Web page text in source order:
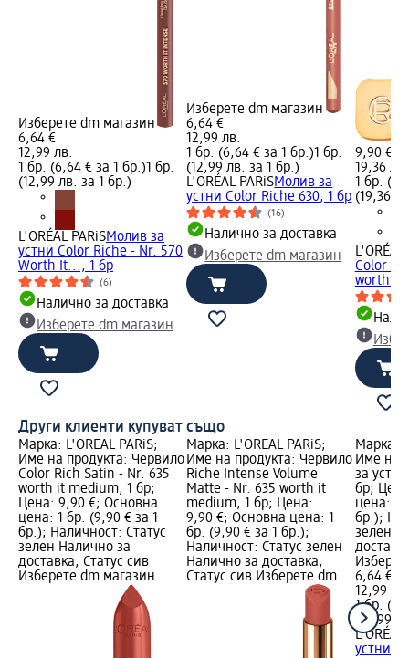
Изберете dm магазин
6,64 €
12,99 лв.
1 бр. (6,64 € за 1 бр.)1 бр.
(12,99 лв. за 1 бр.)
L'ORÉAL PARiSМолив за
устни Color Riche - Nr. 570
Worth It..., 1 бр
(6)
Налично за доставка
Изберете dm магазин
Изберете dm магазин
6,64 €
12,99 лв.
1 бр. (6,64 € за 1 бр.)1 бр.
(12,99 лв. за 1 бр.)
L'ORÉAL PARiSМолив за
устни Color Riche 630, 1 бр
(16)
Налично за доставка
Изберете dm магазин
9,90 €
19,36 лв.
1 бр.
(19,36
L'ORÉAL
Color
worth it
Други клиенти купуват също
Марка: L'ORÉAL PARiS;
Име на продукта: Червило
Color Rich Satin - Nr. 635
worth it medium, 1 бр;
Цена: 9,90 €; Основна
цена: 1 бр. (9,90 € за 1
бр.); Наличност: Статус
зелен Налично за
доставка, Статус сив
Изберете dm магазин
Марка: L'ORÉAL PARiS;
Име на продукта: Червило
Riche Intense Volume
Matte - Nr. 635 worth it
medium, 1 бр; Цена:
9,90 €; Основна цена: 1
бр. (9,90 € за 1 бр.);
Наличност: Статус зелен
Налично за доставка,
Статус сив Изберете dm
Марка:
Име на
за
бр;
цена: 1
бр.);
зелен
6,64 €
12,99 лв.
1 бр.
(12,99
L'ORÉAL
устни